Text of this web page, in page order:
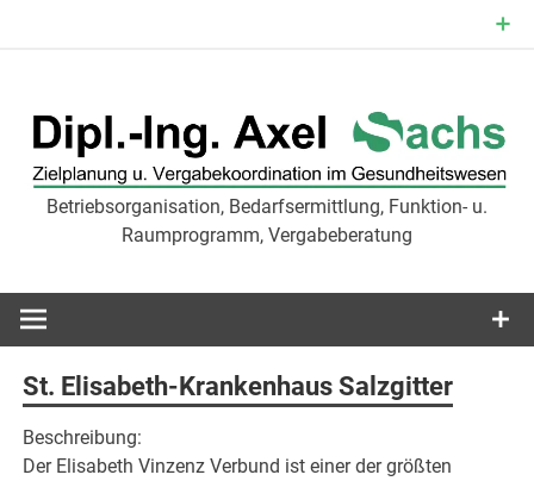
im
Betriebsorganisation, Bedarfsermittlung, Funktion- u.
Raumprogramm, Vergabeberatung
St. Elisabeth-Krankenhaus Salzgitter
Beschreibung:
Der Elisabeth Vinzenz Verbund ist einer der größten